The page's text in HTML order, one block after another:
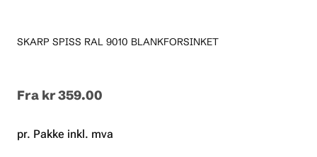
SKARP SPISS RAL 9010 BLANKFORSINKET
Fra kr 359.00
pr. Pakke inkl. mva